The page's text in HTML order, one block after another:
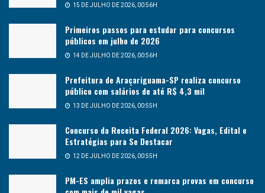
15 DE JULHO DE 2026, 00:56H
Primeiros passos para estudar para concursos
públicos em julho de 2026
14 DE JULHO DE 2026, 00:56H
Prefeitura de Araçariguama-SP realiza concurso
público com salários de até R$ 4,3 mil
13 DE JULHO DE 2026, 00:55H
Concurso da Receita Federal 2026: Vagas, Edital e
Estratégias para Se Destacar
12 DE JULHO DE 2026, 00:55H
PM-ES amplia prazos e remarca provas em concurso